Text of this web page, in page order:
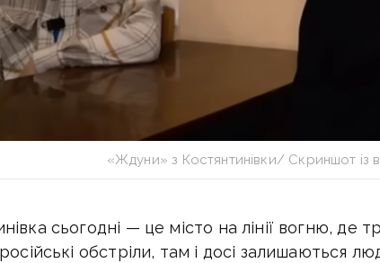
«Ждуни» з Костянтинівки/ Скриншот із
сьогодні — це місто на лінії вогню, де
російські обстріли, там і досі залишаються